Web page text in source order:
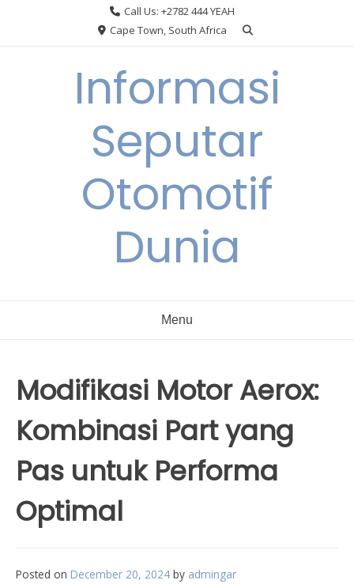
Call Us: +2782 444 YEAH
Cape Town, South Africa
Informasi
Seputar
Otomotif
Dunia
Menu
Modifikasi Motor Aerox:
Kombinasi Part yang
Pas untuk Performa
Optimal
Posted on December 20, 2024 by admingar